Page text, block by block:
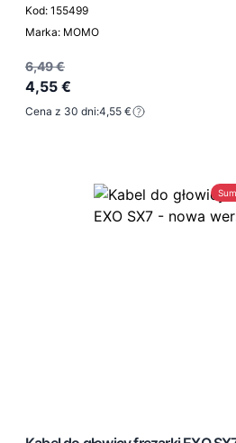
Kod: 155499
Marka: MOMO
6,49 €
4,55 €
Cena z 30 dni:4,55 €